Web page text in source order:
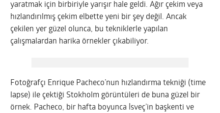
yaratmak için birbiriyle yarışır hale geldi. Ağır çekim veya
hızlandırılmış çekim elbette yeni bir şey değil. Ancak
çekilen yer güzel olunca, bu tekniklerle yapılan
çalışmalardan harika örnekler çıkabiliyor.
Fotoğrafçı Enrique Pacheco’nun hızlandırma tekniği (time
lapse) ile çektiği Stokholm görüntüleri de buna güzel bir
örnek. Pacheco, bir hafta boyunca İsveç’in başkenti ve